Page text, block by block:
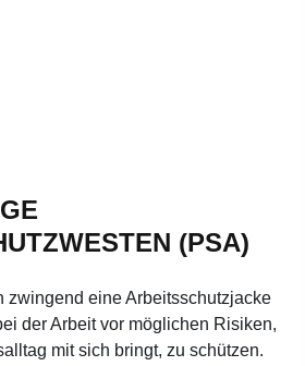
(PSA)
zwingend eine Arbeitsschutzjacke
der Arbeit vor möglichen Risiken,
mit sich bringt, zu schützen.